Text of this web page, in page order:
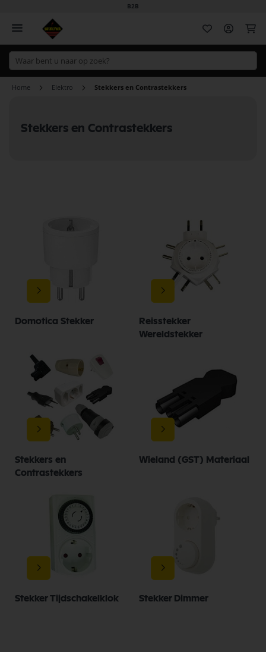
B2B
Home Elektro Stekkers en Contrastekkers
Stekkers en Contrastekkers
Domotica Stekker
Reisstekker
Wereldstekker
Stekkers en
Contrastekkers
Wieland (GST) Materiaal
Stekker Tijdschakelklok Stekker Dimmer